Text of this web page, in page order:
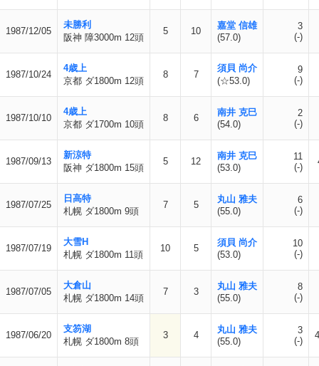
1987/12/05
未勝利
阪神 障3000m 12頭
5 10
嘉堂 信雄
(57.0)
3
(-)
1987/10/24
4歳上
京都 ダ1800m 12頭
8 7
須貝 尚介
(☆53.0)
9
(-)
1987/10/10
4歳上
京都 ダ1700m 10頭
8 6
南井 克巳
(54.0)
2
(-)
1987/09/13
新涼特
阪神 ダ1800m 15頭
5 12
南井 克巳
(53.0)
11
(-)
1987/07/25
日高特
札幌 ダ1800m 9頭
7 5
丸山 雅夫
(55.0)
6
(-)
1987/07/19
大雪H
札幌 ダ1800m 11頭
10 5
須貝 尚介
(53.0)
10
(-)
1987/07/05
大倉山
札幌 ダ1800m 14頭
7 3
丸山 雅夫
(55.0)
8
(-)
1987/06/20
支笏湖
札幌 ダ1800m 8頭
3 4
丸山 雅夫
(55.0)
3
(-)